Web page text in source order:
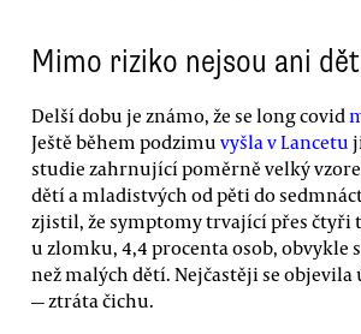
Mimo riziko nejsou ani
Delší dobu je známo, že se long covid
Ještě během podzimu vyšla v Lancetu
studie zahrnující poměrně velký
dětí a mladistvých od pěti do
zjistil, že symptomy trvající přes čtyři
u zlomku, 4,4 procenta osob, obvykle
než malých dětí. Nejčastěji se objevila
— ztráta čichu.